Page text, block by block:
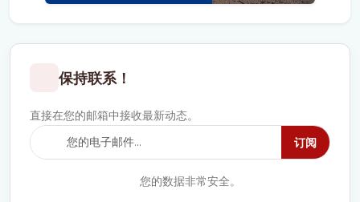
保持联系！
直接在您的邮箱中接收最新动态。
订阅
您的数据非常安全。